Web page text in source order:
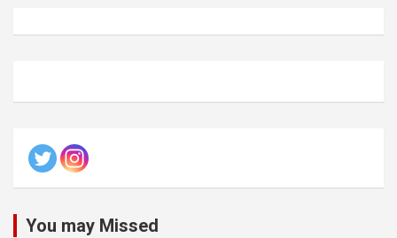
You may Missed